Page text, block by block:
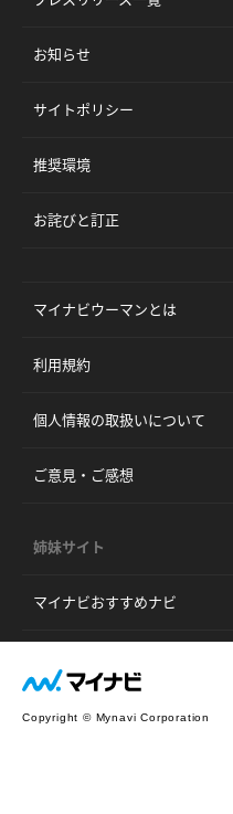
お知らせ
サイトポリシー
推奨環境
お詫びと訂正
マイナビウーマンとは
利用規約
個人情報の取扱いについて
ご意見・ご感想
姉妹サイト
マイナビおすすめナビ
Copyright © Mynavi Corporation